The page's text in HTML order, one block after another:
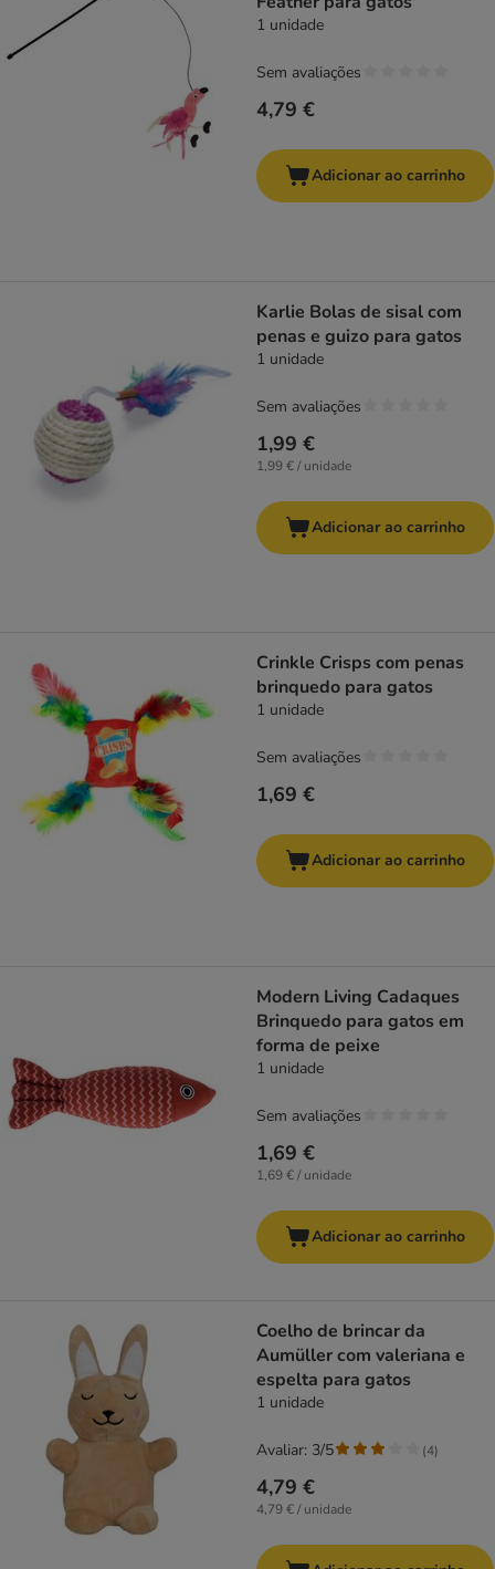
1 unidade
4,79 €
Sem avaliações
Adicionar ao carrinho
Karlie Bolas de sisal com
penas e guizo para gatos
1 unidade
1,99 €
1,99 € / unidade
Sem avaliações
Adicionar ao carrinho
Crinkle Crisps com penas
brinquedo para gatos
1 unidade
1,69 €
Sem avaliações
Adicionar ao carrinho
Modern Living Cadaques
Brinquedo para gatos em
forma de peixe
1 unidade
1,69 €
1,69 € / unidade
Sem avaliações
Adicionar ao carrinho
Coelho de brincar da
Aumüller com valeriana e
espelta para gatos
1 unidade
4,79 €
4,79 € / unidade
Avaliar: 3/5 (4)